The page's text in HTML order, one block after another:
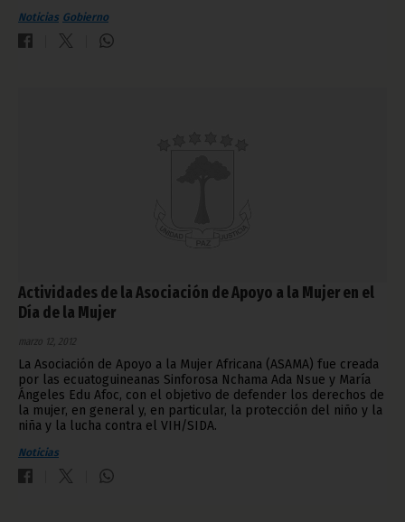
Noticias Gobierno
Actividades de la Asociación de Apoyo a la Mujer en el
Día de la Mujer
marzo 12, 2012
La Asociación de Apoyo a la Mujer Africana (ASAMA) fue creada
por las ecuatoguineanas Sinforosa Nchama Ada Nsue y María
Ángeles Edu Afoc, con el objetivo de defender los derechos de
la mujer, en general y, en particular, la protección del niño y la
niña y la lucha contra el VIH/SIDA.
Noticias